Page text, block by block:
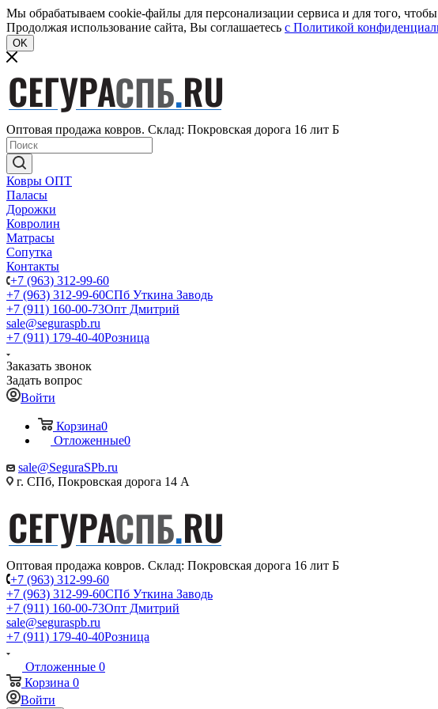
Мы обрабатываем cookie-файлы для персонализации сервиса и для того,
Продолжая использование сайта, Вы соглашаетесь c Политикой
OK
Оптовая продажа ковров. Склад: Покровская дорога 16 лит Б
Ковры ОПТ
Паласы
Дорожки
Ковролин
Матрасы
Сопутка
Контакты
+7 (963) 312-99-60
+7 (963) 312-99-60СПб Уткина Заводь
+7 (911) 160-00-73Опт Дмитрий
sale@seguraspb.ru
+7 (911) 179-40-40Розница
Заказать звонок
Задать вопрос
Войти
Корзина0
Отложенные0
sale@SeguraSPb.ru
г. СПб, Покровская дорога 14 А
Оптовая продажа ковров. Склад: Покровская дорога 16 лит Б
+7 (963) 312-99-60
+7 (963) 312-99-60СПб Уткина Заводь
+7 (911) 160-00-73Опт Дмитрий
sale@seguraspb.ru
+7 (911) 179-40-40Розница
Отложенные 0
Корзина 0
Войти